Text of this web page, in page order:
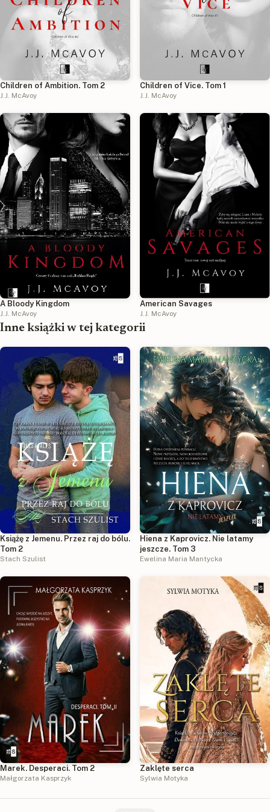
Children of Ambition. Tom 2
J.J. McAvoy
Children of Vice. Tom 1
J.J. McAvoy
A Bloody Kingdom
J.J. McAvoy
American Savages
J.J. McAvoy
Inne książki w tej kategorii
Książę z Jemenu. Przez raj do bólu.
Tom 2
Stach Szulist
Hiena z Kaprovicz. Nie latamy
jeszcze. Tom 3
Ewelina Maria Mantycka
Marek. Desperaci. Tom 2
Małgorzata Kasprzyk
Zaklęte serca
Sylwia Motyka